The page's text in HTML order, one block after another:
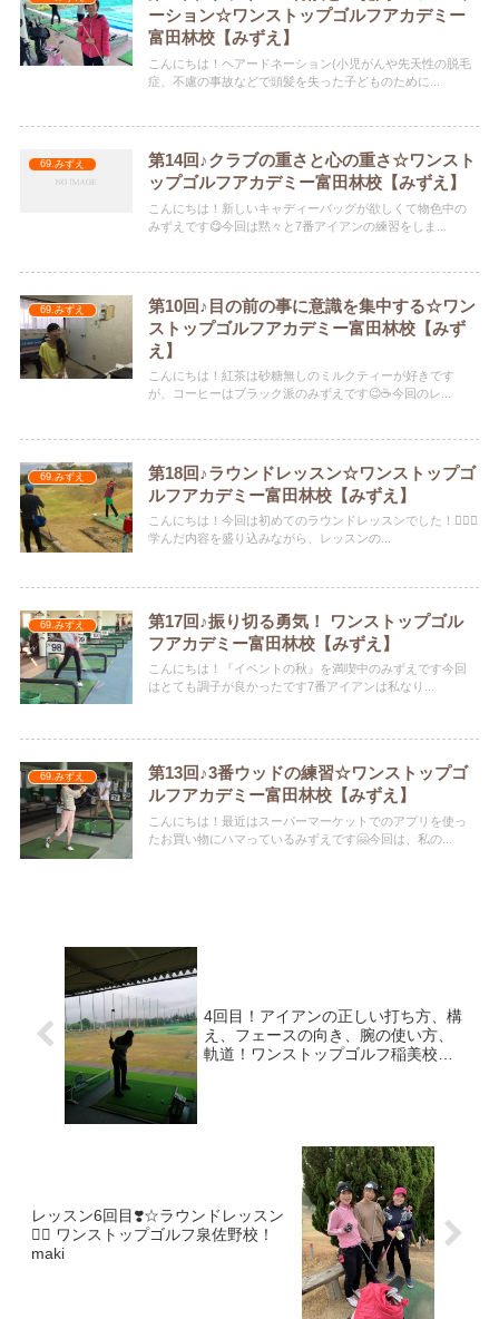
ーション☆ワンストップゴルフアカデミー
富田林校【みずえ】
こんにちは！ヘアードネーション(小児がんや先天性の脱毛
症、不慮の事故などで頭髪を失った子どものために...
69.みずえ
第14回♪クラブの重さと心の重さ☆ワンスト
ップゴルフアカデミー富田林校【みずえ】
こんにちは！新しいキャディーバッグが欲しくて物色中の
みずえです😋今回は黙々と7番アイアンの練習をしま...
69.みずえ
第10回♪目の前の事に意識を集中する☆ワン
ストップゴルフアカデミー富田林校【みず
え】
こんにちは！紅茶は砂糖無しのミルクティーが好きです
が、コーヒーはブラック派のみずえです😉☕️今回のレ...
69.みずえ
第18回♪ラウンドレッスン☆ワンストップゴ
ルフアカデミー富田林校【みずえ】
こんにちは！今回は初めてのラウンドレッスンでした！️🏌🏻‍♀️
学んだ内容を盛り込みながら、レッスンの...
69.みずえ
第17回♪振り切る勇気！ ワンストップゴル
フアカデミー富田林校【みずえ】
こんにちは！『イベントの秋』を満喫中のみずえです今回
はとても調子が良かったです️7番アイアンは私なり...
69.みずえ
第13回♪3番ウッドの練習☆ワンストップゴ
ルフアカデミー富田林校【みずえ】
こんにちは！最近はスーパーマーケットでのアプリを使っ
たお買い物にハマっているみずえです🤗今回は、私の...
4回目！アイアンの正しい打ち方、構
え、フェースの向き、腕の使い方、
軌道！ワンストップゴルフ稲美校！
レッスン6回目❣️☆ラウンドレッスン
🏌️‍♀️ ワンストップゴルフ泉佐野校！
maki